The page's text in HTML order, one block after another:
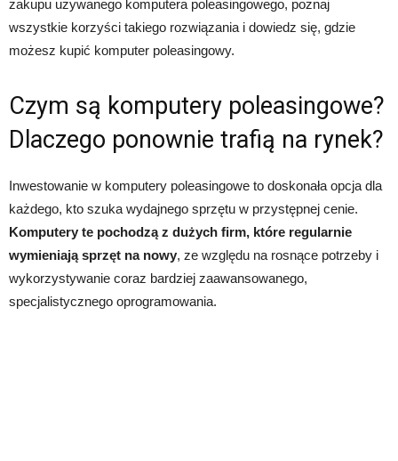
zakupu używanego komputera poleasingowego, poznaj
wszystkie korzyści takiego rozwiązania i dowiedz się, gdzie
możesz kupić komputer poleasingowy.
Czym są komputery poleasingowe?
Dlaczego ponownie trafią na rynek?
Inwestowanie w komputery poleasingowe to doskonała opcja dla
każdego, kto szuka wydajnego sprzętu w przystępnej cenie.
Komputery te pochodzą z dużych firm, które regularnie
wymieniają sprzęt na nowy, ze względu na rosnące potrzeby i
wykorzystywanie coraz bardziej zaawansowanego,
specjalistycznego oprogramowania.